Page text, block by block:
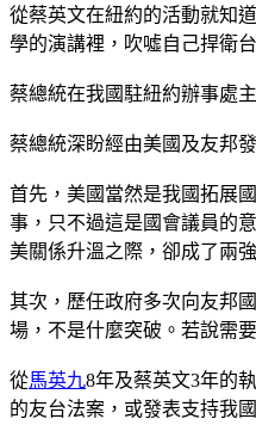
從蔡英文在紐約的活動就知
學的演講裡，吹噓自己捍衛
蔡總統在我國駐紐約辦事處
蔡總統深盼經由美國及友邦
首先，美國當然是我國拓展
事，只不過這是國會議員的
美關係升溫之際，卻成了兩
其次，歷任政府多次向友邦
場，不是什麼突破。若說需
從馬英九8年及蔡英文3年的
的友台法案，或發表支持我